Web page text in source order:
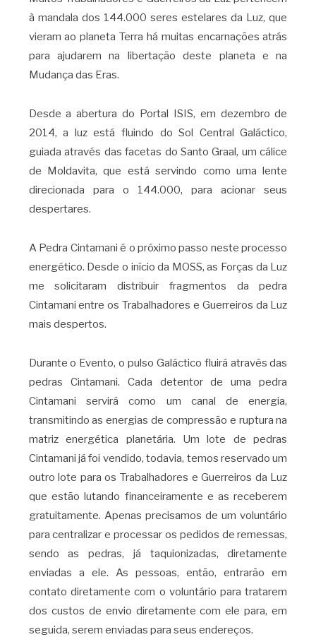
à mandala dos 144.000 seres estelares da Luz, que
vieram ao planeta Terra há muitas encarnações atrás
para ajudarem na libertação deste planeta e na
Mudança das Eras.
Desde a abertura do Portal ISIS, em dezembro de
2014, a luz está fluindo do Sol Central Galáctico,
guiada através das facetas do Santo Graal, um cálice
de Moldavita, que está servindo como uma lente
direcionada para o 144.000, para acionar seus
despertares.
A Pedra Cintamani é o próximo passo neste processo
energético. Desde o início da MOSS, as Forças da Luz
me solicitaram distribuir fragmentos da pedra
Cintamani entre os Trabalhadores e Guerreiros da Luz
mais despertos.
Durante o Evento, o pulso Galáctico fluirá através das
pedras Cintamani. Cada detentor de uma pedra
Cintamani servirá como um canal de energia,
transmitindo as energias de compressão e ruptura na
matriz energética planetária. Um lote de pedras
Cintamani já foi vendido, todavia, temos reservado um
outro lote para os Trabalhadores e Guerreiros da Luz
que estão lutando financeiramente e as receberem
gratuitamente. Apenas precisamos de um voluntário
para centralizar e processar os pedidos de remessas,
sendo as pedras, já taquionizadas, diretamente
enviadas a ele. As pessoas, então, entrarão em
contato diretamente com o voluntário para tratarem
dos custos de envio diretamente com ele para, em
seguida, serem enviadas para seus endereços.